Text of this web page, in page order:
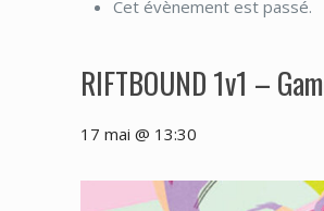
Cet évènement est passé.
RIFTBOUND 1v1 –
17 mai @ 13:30